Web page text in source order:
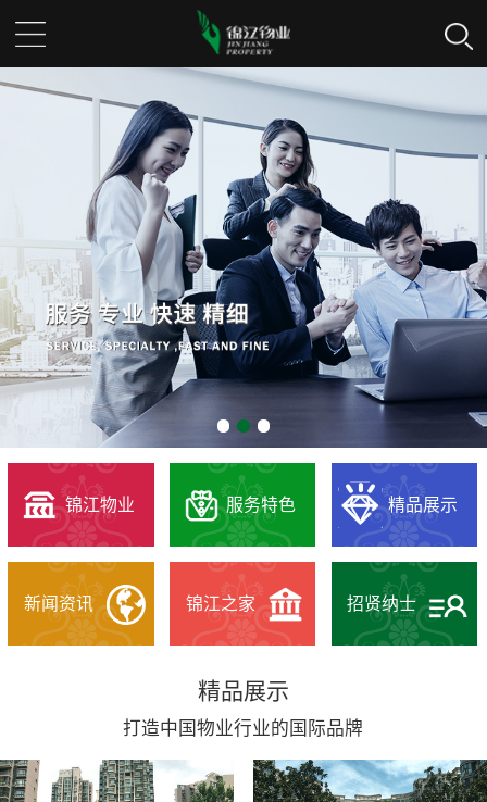
锦江物业 服务特色 精品展示
新闻资讯 锦江之家 招贤纳士
精品展示
打造中国物业行业的国际品牌